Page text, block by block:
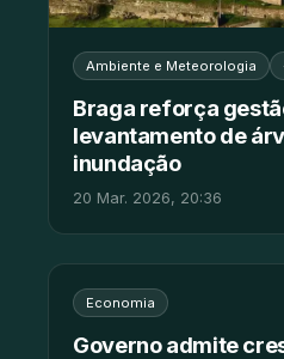
Ambiente e Meteorologia
Braga reforça
levantamento de
inundação
20 Mar. 2026, 20:36
Economia
Governo admite